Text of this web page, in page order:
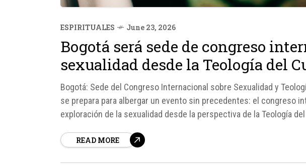
ESPIRITUALES June 23, 2026
Bogotá será sede de congreso
sexualidad desde la Teología del
Bogotá: Sede del Congreso Internacional sobre Sexualidad y
se prepara para albergar un evento sin precedentes: el congreso
exploración de la sexualidad desde la perspectiva de la Teología
READ MORE